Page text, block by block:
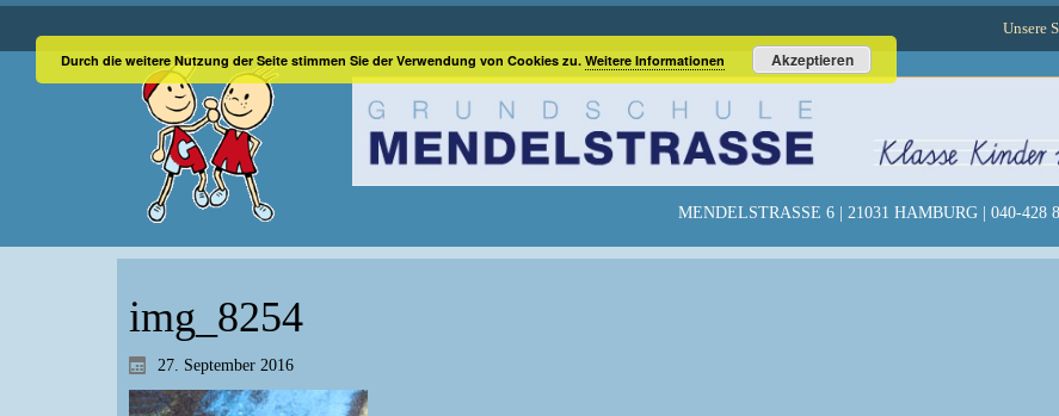
Unsere
MENDELSTRASSE 6 | 21031 HAMBURG | 040-428
img_8254
27. September 2016
Durch die weitere Nutzung der Seite stimmen Sie der Verwendung von Cookies zu. Weitere Informationen Akzeptieren